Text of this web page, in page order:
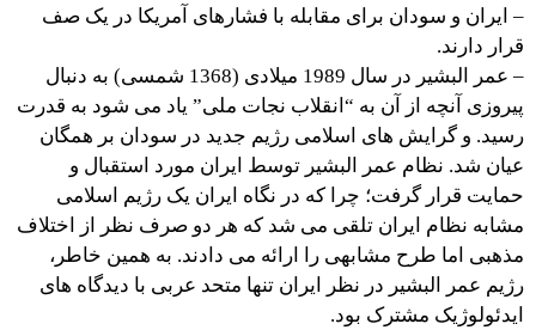
– ایران و سودان برای مقابله با فشارهای آمریکا در یک صف
قرار دارند.
– عمر البشیر در سال 1989 میلادی (1368 شمسی) به دنبال
پیروزی آنچه از آن به “انقلاب نجات ملی” یاد می شود به قدرت
رسید. و گرایش های اسلامی رژیم جدید در سودان بر همگان
عیان شد. نظام عمر البشیر توسط ایران مورد استقبال و
حمایت قرار گرفت؛ چرا که در نگاه ایران یک رژیم اسلامی
مشابه نظام ایران تلقی می شد که هر دو صرف نظر از اختلاف
مذهبی اما طرح مشابهی را ارائه می دادند. به همین خاطر،
رژیم عمر البشیر در نظر ایران تنها متحد عربی با دیدگاه های
ایدئولوژیک مشترک بود.